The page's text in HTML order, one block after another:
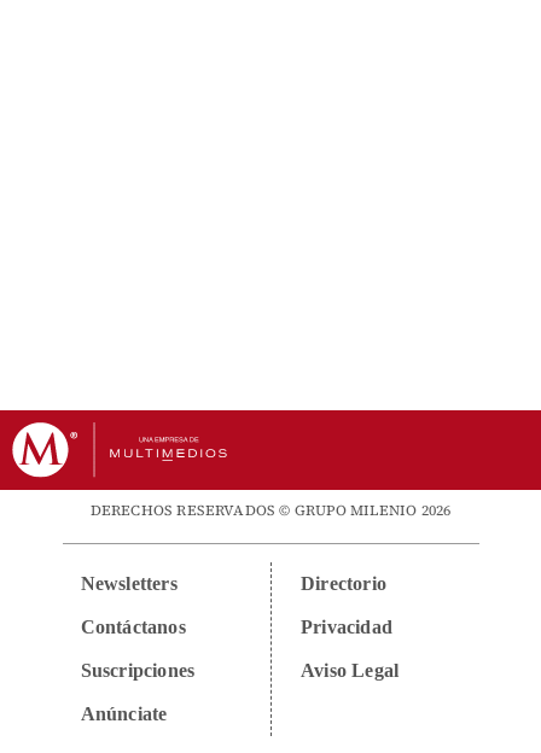
DERECHOS RESERVADOS © GRUPO MILENIO 2026
Newsletters
Contáctanos
Suscripciones
Anúnciate
Directorio
Privacidad
Aviso Legal